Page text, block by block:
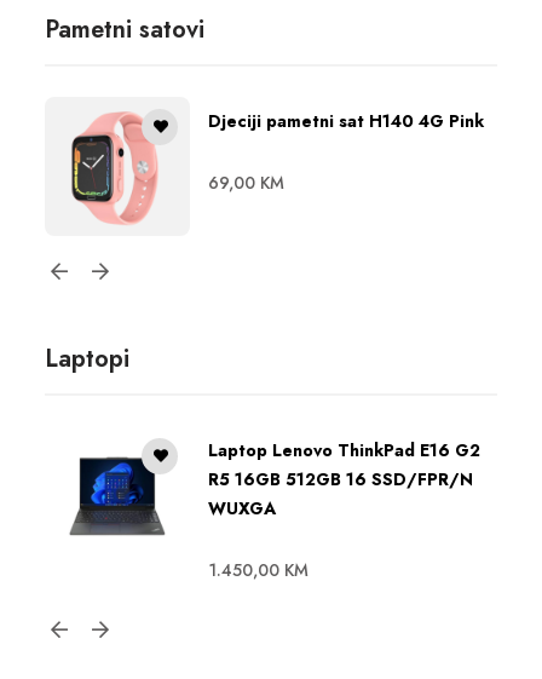
Pametni satovi
Djeciji pametni sat H140 4G Pink
69,00 KM
Laptopi
Laptop Lenovo ThinkPad E16 G2
R5 16GB 512GB 16 SSD/FPR/N
WUXGA
1.450,00 KM